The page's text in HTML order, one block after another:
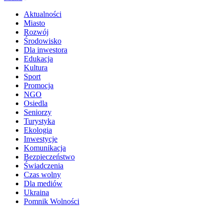
Aktualności
Miasto
Rozwój
Środowisko
Dla inwestora
Edukacja
Kultura
Sport
Promocja
NGO
Osiedla
Seniorzy
Turystyka
Ekologia
Inwestycje
Komunikacja
Bezpieczeństwo
Świadczenia
Czas wolny
Dla mediów
Ukraina
Pomnik Wolności